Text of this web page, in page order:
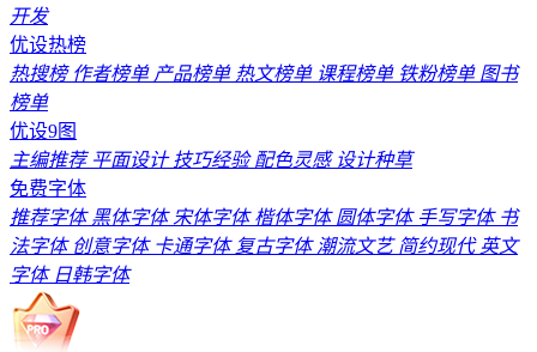
开发
优设热榜
热搜榜作者榜单产品榜单热文榜单课程榜单铁粉榜单图书
榜单
优设9图
主编推荐平面设计技巧经验配色灵感设计种草
免费字体
推荐字体黑体字体宋体字体楷体字体圆体字体手写字体书
法字体创意字体卡通字体复古字体潮流文艺简约现代英文
字体日韩字体